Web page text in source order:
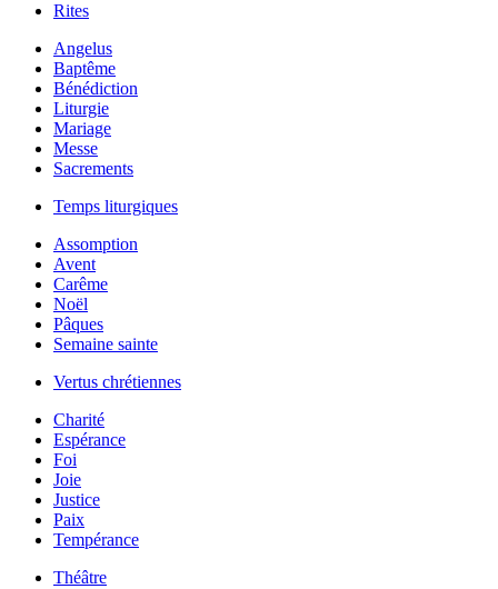
Rites
Angelus
Baptême
Bénédiction
Liturgie
Mariage
Messe
Sacrements
Temps liturgiques
Assomption
Avent
Carême
Noël
Pâques
Semaine sainte
Vertus chrétiennes
Charité
Espérance
Foi
Joie
Justice
Paix
Tempérance
Théâtre